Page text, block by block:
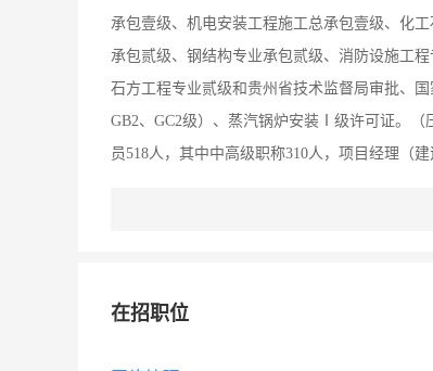
承包壹级、机电安装工程施工总承包壹级、化
承包贰级、钢结构专业承包贰级、消防设施工
石方工程专业贰级和贵州省技术监督局审批、
GB2、GC2级）、蒸汽锅炉安装Ⅰ级许可证。（
员518人，其中中高级职称310人，项目经理（
公司承建的化工、冶金、轻工、矿山、医药、
会、贵州省公证鉴定行业推荐的质量诚信企业
在招职位